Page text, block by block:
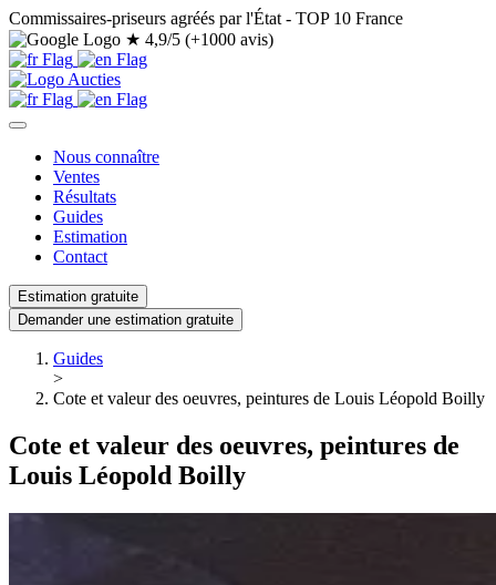
Commissaires-priseurs agréés par l'État - TOP 10 France
★ 4,9/5 (+1000 avis)
Nous connaître
Ventes
Résultats
Guides
Estimation
Contact
Estimation gratuite
Demander une estimation gratuite
Guides
>
Cote et valeur des oeuvres, peintures de Louis Léopold Boilly
Cote et valeur des oeuvres, peintures de
Louis Léopold Boilly